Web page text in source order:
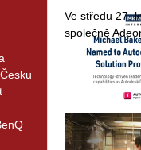
Ve stře­du 27.
spo­leč­ně